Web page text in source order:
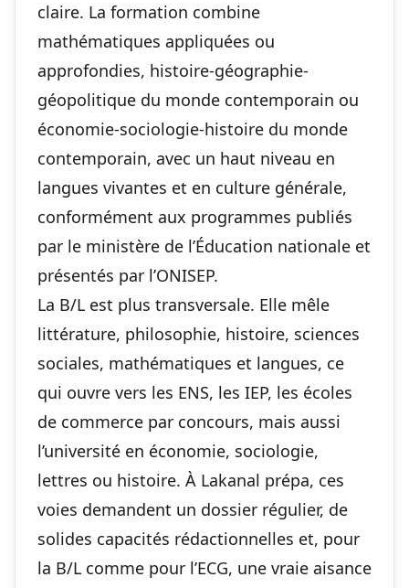
claire. La formation combine
mathématiques appliquées ou
approfondies, histoire-géographie-
géopolitique du monde contemporain ou
économie-sociologie-histoire du monde
contemporain, avec un haut niveau en
langues vivantes et en culture générale,
conformément aux programmes publiés
par le ministère de l’Éducation nationale et
présentés par l’ONISEP.
La B/L est plus transversale. Elle mêle
littérature, philosophie, histoire, sciences
sociales, mathématiques et langues, ce
qui ouvre vers les ENS, les IEP, les écoles
de commerce par concours, mais aussi
l’université en économie, sociologie,
lettres ou histoire. À Lakanal prépa, ces
voies demandent un dossier régulier, de
solides capacités rédactionnelles et, pour
la B/L comme pour l’ECG, une vraie aisance